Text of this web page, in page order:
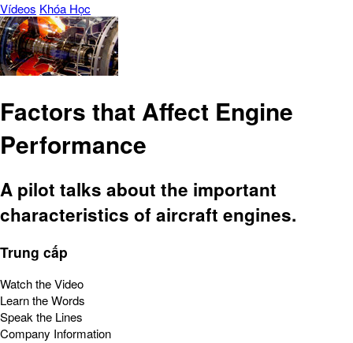
Vídeos Khóa Học
Factors that Affect Engine
Performance
A pilot talks about the important
characteristics of aircraft engines.
Trung cấp
Watch the Video
Learn the Words
Speak the Lines
Company Information